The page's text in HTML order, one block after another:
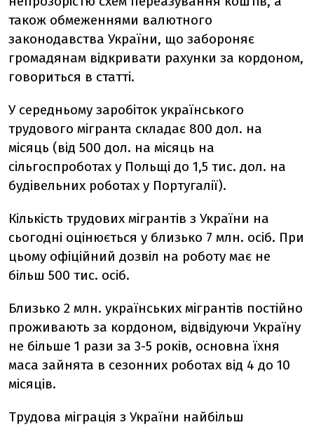
також обмеженнями валютного
законодавства України, що забороняє
громадянам відкривати рахунки за кордоном,
говориться в статті.
У середньому заробіток українського
трудового мігранта складає 800 дол. на
місяць (від 500 дол. на місяць на
сільгоспроботах у Польщі до 1,5 тис. дол. на
будівельних роботах у Португалії).
Кількість трудових мігрантів з України на
сьогодні оцінюється у близько 7 млн. осіб. При
цьому офіційний дозвіл на роботу має не
більш 500 тис. осіб.
Близько 2 млн. українських мігрантів постійно
проживають за кордоном, відвідуючи Україну
не більше 1 рази за 3-5 років, основна їхня
маса зайнята в сезонних роботах від 4 до 10
місяців.
Трудова міграція з України найбільш